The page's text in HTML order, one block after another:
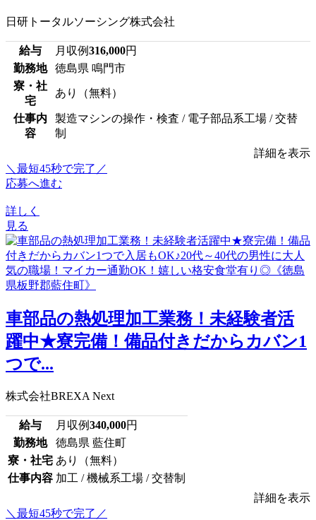
日研トータルソーシング株式会社
給与 月収例316,000円
勤務地
徳島県 鳴門市
寮・社
宅
あり（無料）
仕事内
容
製造マシンの操作・検査 / 電子部品系工場 / 交替
制
詳細を表示
＼最短45秒で完了／
応募へ進む
詳しく
見る
車部品の熱処理加工業務！未経験者活
躍中★寮完備！備品付きだからカバン1
つで...
株式会社BREXA Next
給与 月収例340,000円
勤務地
徳島県 藍住町
寮・社宅 あり（無料）
仕事内容 加工 / 機械系工場 / 交替制
詳細を表示
＼最短45秒で完了／